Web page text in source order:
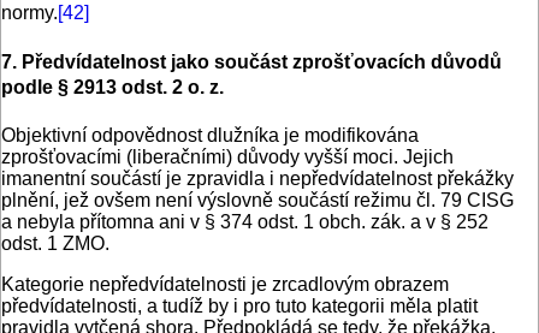
normy.[42]
7. Předvídatelnost jako součást zprošťovacích důvodů
podle § 2913 odst. 2 o. z.
Objektivní odpovědnost dlužníka je modifikována
zprošťovacími (liberačními) důvody vyšší moci. Jejich
imanentní součástí je zpravidla i nepředvídatelnost překážky
plnění, jež ovšem není výslovně součástí režimu čl. 79 CISG
a nebyla přítomna ani v § 374 odst. 1 obch. zák. a v § 252
odst. 1 ZMO.
Kategorie nepředvídatelnosti je zrcadlovým obrazem
předvídatelnosti, a tudíž by i pro tuto kategorii měla platit
pravidla vytčená shora. Předpokládá se tedy, že překážka,